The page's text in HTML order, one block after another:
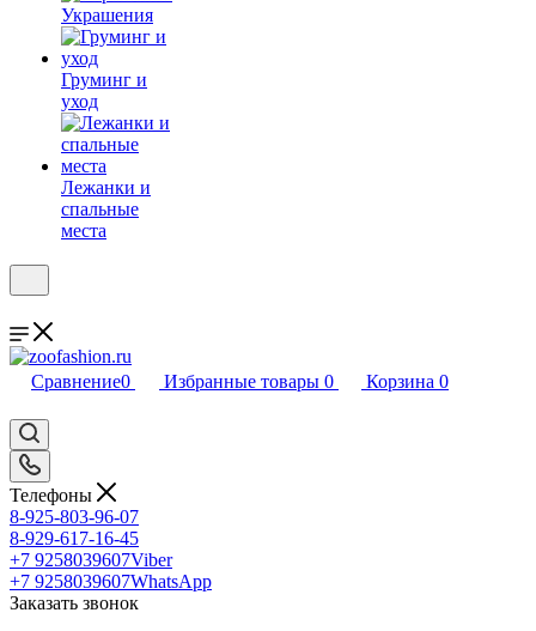
Украшения
Груминг и
уход
Лежанки и
спальные
места
Сравнение0 Избранные товары 0 Корзина 0
Телефоны
8-925-803-96-07
8-929-617-16-45
+7 9258039607Viber
+7 9258039607WhatsApp
Заказать звонок